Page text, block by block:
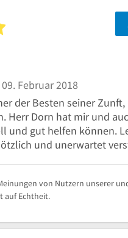
5 von 5 Sternen
Februar 2018
der Besten seiner
Herr Dorn hat mir und
und gut helfen können.
und unerwartet
von Nutzern unserer
auf Echtheit.